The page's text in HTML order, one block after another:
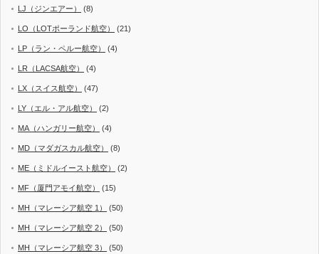
LJ（ジンエアー） (8)
LO（LOTポーランド航空） (21)
LP（ラン・ペルー航空） (4)
LR（LACSA航空） (4)
LX（スイス航空） (47)
LY（エル・アル航空） (2)
MA（ハンガリー航空） (4)
MD（マダガスカル航空） (8)
ME（ミドルイースト航空） (2)
MF（厦門アモイ航空） (15)
MH（マレーシア航空 1） (50)
MH（マレーシア航空 2） (50)
MH（マレーシア航空 3） (50)